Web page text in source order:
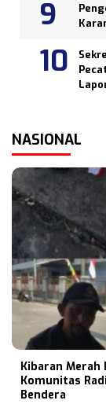
NASIONAL
Kibaran
Komunitas
Bendera